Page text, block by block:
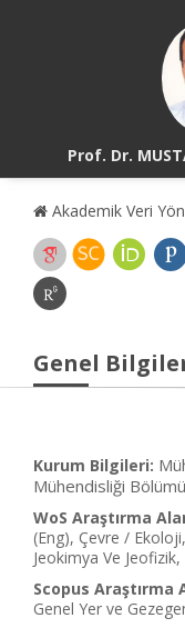
Prof. Dr.
Akademik Veri
Genel
Kurum Bilgileri:
Mühendisliği
WoS Araştırma
(Eng), Çevre /
Jeokimya Ve
Scopus Araştırma
Genel Yer ve